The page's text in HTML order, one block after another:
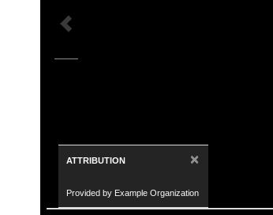
ATTRIBUTION ×
Provided by Example Organization